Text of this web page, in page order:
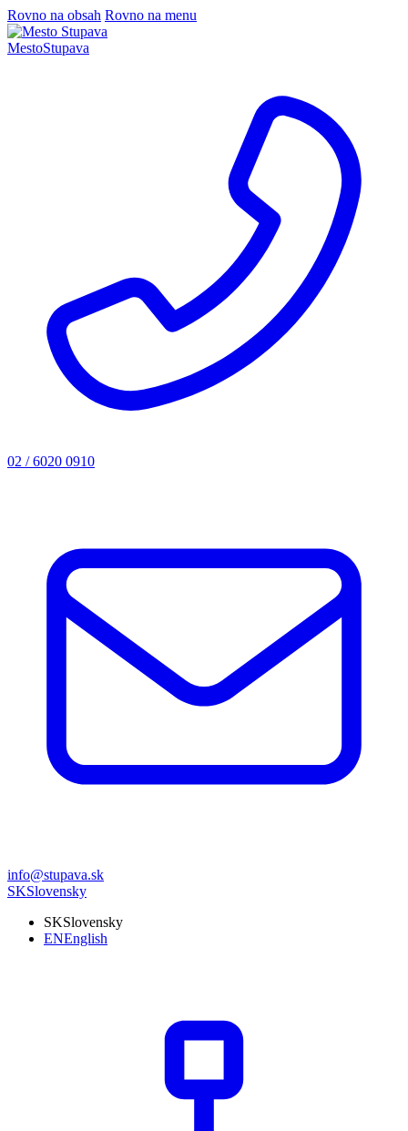
Rovno na obsah Rovno na menu
MestoStupava
02 / 6020 0910
info@stupava.sk
SKSlovensky
SKSlovensky
ENEnglish